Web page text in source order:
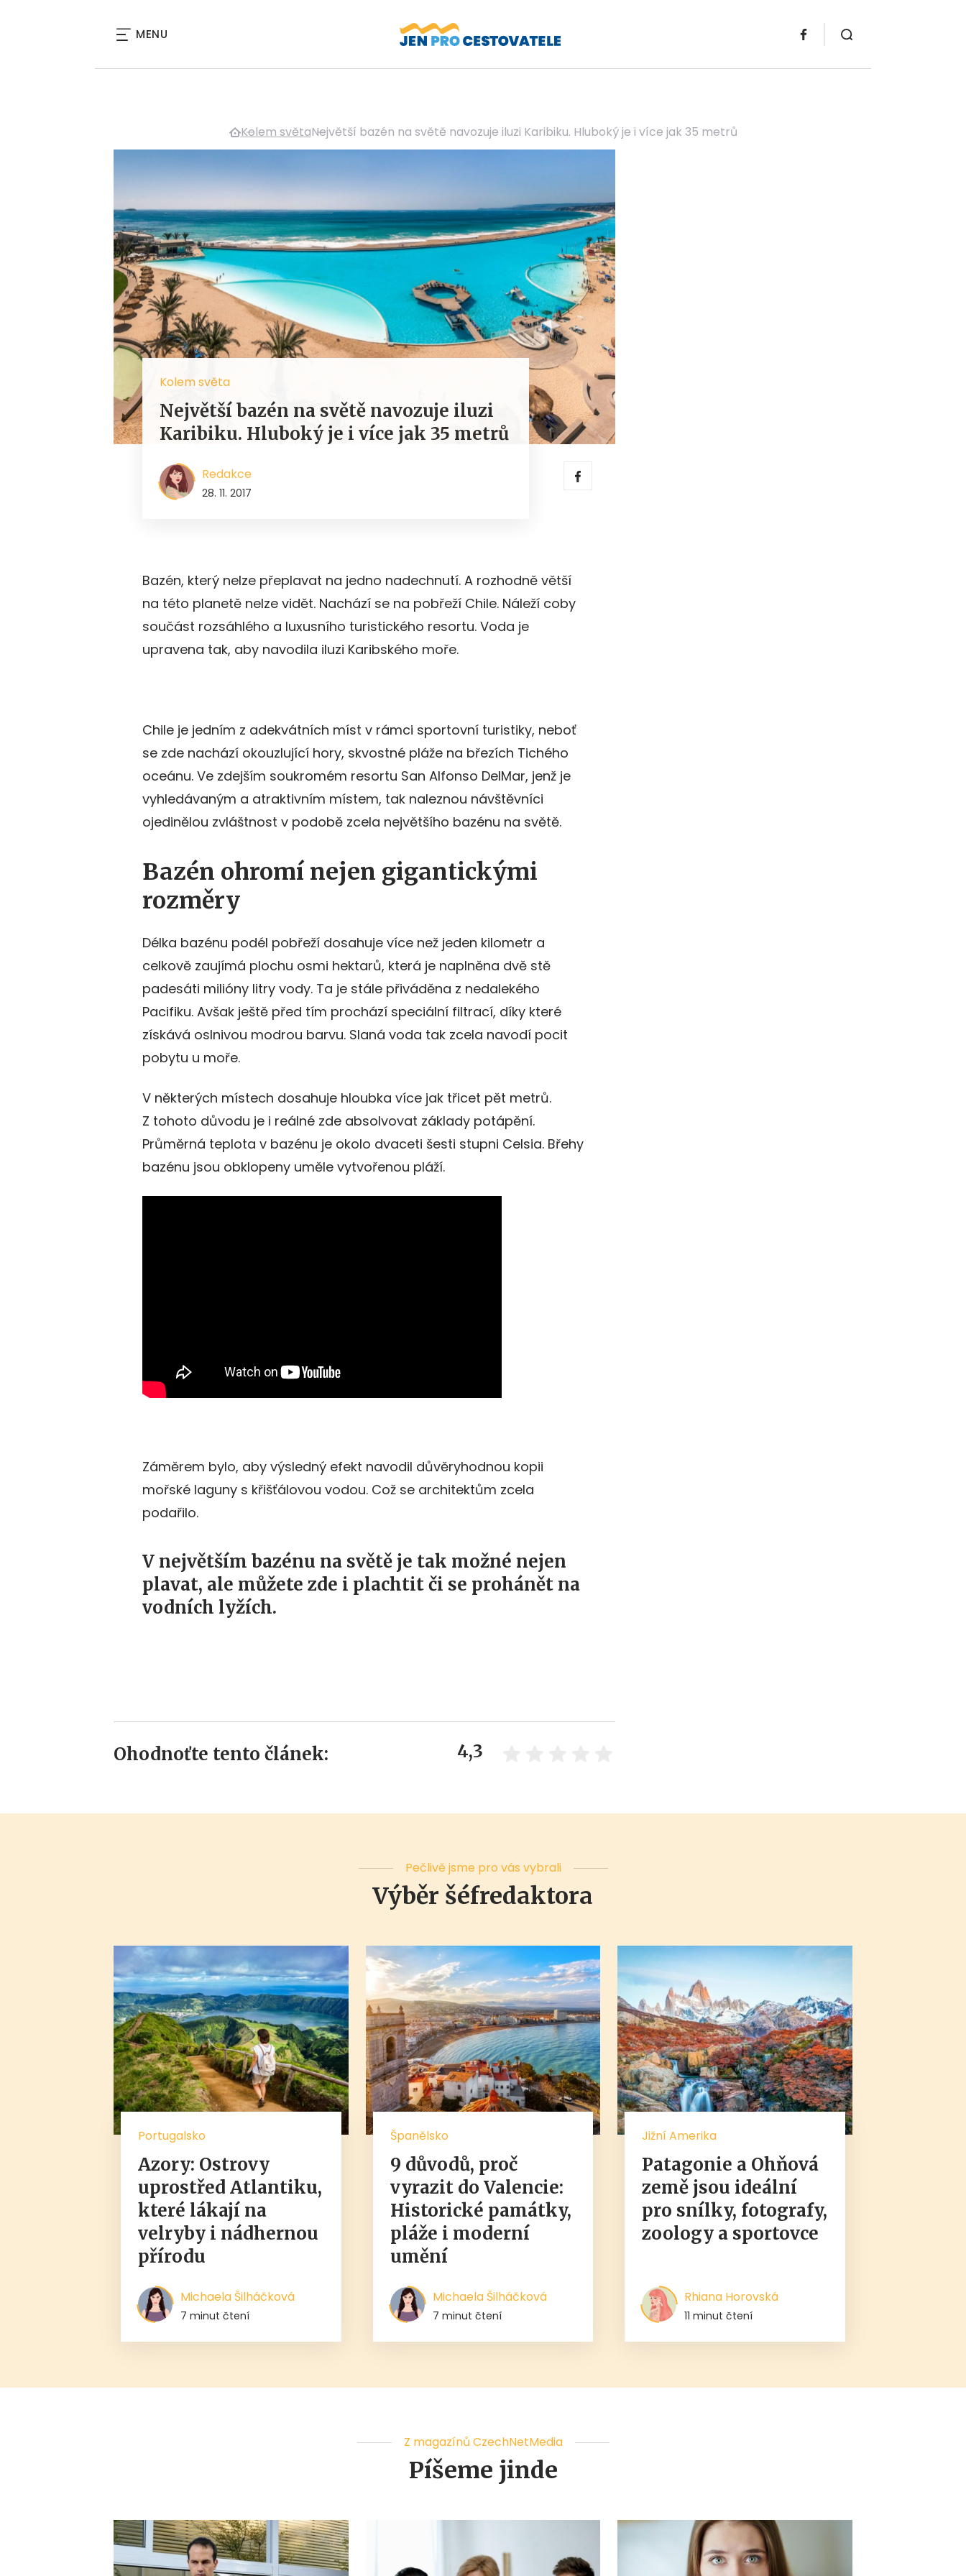
MENU
Kolem světaNejvětší bazén na světě navozuje iluzi Karibiku. Hluboký je i více jak 35 metrů
Kolem světa
Největší bazén na světě navozuje iluzi
Karibiku. Hluboký je i více jak 35 metrů
Redakce
28. 11. 2017
Bazén, který nelze přeplavat na jedno nadechnutí. A rozhodně větší
na této planetě nelze vidět. Nachází se na pobřeží Chile. Náleží coby
součást rozsáhlého a luxusního turistického resortu. Voda je
upravena tak, aby navodila iluzi Karibského moře.
Chile je jedním z adekvátních míst v rámci sportovní turistiky, neboť
se zde nachází okouzlující hory, skvostné pláže na březích Tichého
oceánu. Ve zdejším soukromém resortu San Alfonso DelMar, jenž je
vyhledávaným a atraktivním místem, tak naleznou návštěvníci
ojedinělou zvláštnost v podobě zcela největšího bazénu na světě.
Bazén ohromí nejen gigantickými
rozměry
Délka bazénu podél pobřeží dosahuje více než jeden kilometr a
celkově zaujímá plochu osmi hektarů, která je naplněna dvě stě
padesáti milióny litry vody. Ta je stále přiváděna z nedalekého
Pacifiku. Avšak ještě před tím prochází speciální filtrací, díky které
získává oslnivou modrou barvu. Slaná voda tak zcela navodí pocit
pobytu u moře.
V některých místech dosahuje hloubka více jak třicet pět metrů.
Z tohoto důvodu je i reálné zde absolvovat základy potápění.
Průměrná teplota v bazénu je okolo dvaceti šesti stupni Celsia. Břehy
bazénu jsou obklopeny uměle vytvořenou pláží.
Záměrem bylo, aby výsledný efekt navodil důvěryhodnou kopii
mořské laguny s křišťálovou vodou. Což se architektům zcela
podařilo.
V největším bazénu na světě je tak možné nejen
plavat, ale můžete zde i plachtit či se prohánět na
vodních lyžích.
Ohodnoťte tento článek: 4,3
Pečlivě jsme pro vás vybrali
Výběr šéfredaktora
Portugalsko
Azory: Ostrovy
uprostřed Atlantiku,
které lákají na
velryby i nádhernou
přírodu
Michaela Šilháčková
7 minut čtení
Španělsko
9 důvodů, proč
vyrazit do Valencie:
Historické památky,
pláže i moderní
umění
Michaela Šilháčková
7 minut čtení
Jižní Amerika
Patagonie a Ohňová
země jsou ideální
pro snílky, fotografy,
zoology a sportovce
Rhiana Horovská
11 minut čtení
Z magazínů CzechNetMedia
Píšeme jinde